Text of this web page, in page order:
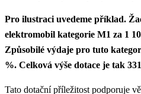
Pro ilustraci uvedeme příklad.
elektromobil kategorie M1 za 1
Způsobilé výdaje pro tuto
%. Celková výše dotace je tak
Tato dotační příležitost podporuje